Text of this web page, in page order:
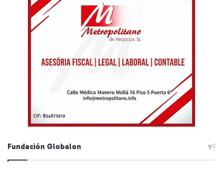
Fundación Globalon